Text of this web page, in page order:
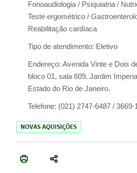
Fonoaudiologia / Psiquiatria /
Teste ergométrico /
Reabilitação cardíaca
Tipo de atendimento: Eletivo
Endereço: Avenida Vinte e Dois
bloco 01, sala 609, Jardim
Estado do Rio de Janeiro.
Telefone: (021) 2747-6487 / 3669-
NOVAS AQUISIÇÕES